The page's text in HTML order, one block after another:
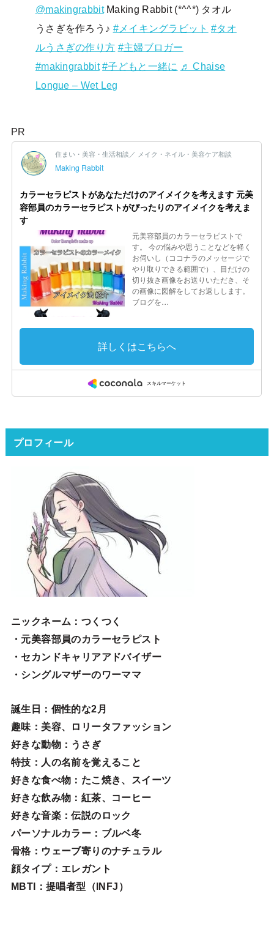
@makingrabbitMaking Rabbit (*^^*) タオル
うさぎを作ろう♪ #メイキングラビット #タオ
ルうさぎの作り方 #主婦ブロガー
#makingrabbit #子どもと一緒に ♬ Chaise
Longue – Wet Leg
PR
プロフィール
ニックネーム ：つくつく
・元美容部員のカラーセラピスト
・セカンドキャリアアドバイザー
・シングルマザーのワーママ
誕生日 ：個性的な2月
趣味 ：美容、ロリータファッション
好きな動物：うさぎ
特技 ：人の名前を覚えること
好きな食べ物 ：たこ焼き、スイーツ
好きな飲み物：紅茶、コーヒー
好きな音楽：伝説のロック
パーソナルカラー：ブルベ冬
骨格：ウェーブ寄りのナチュラル
顔タイプ：エレガン ト
MBTI：提唱者型（INFJ）